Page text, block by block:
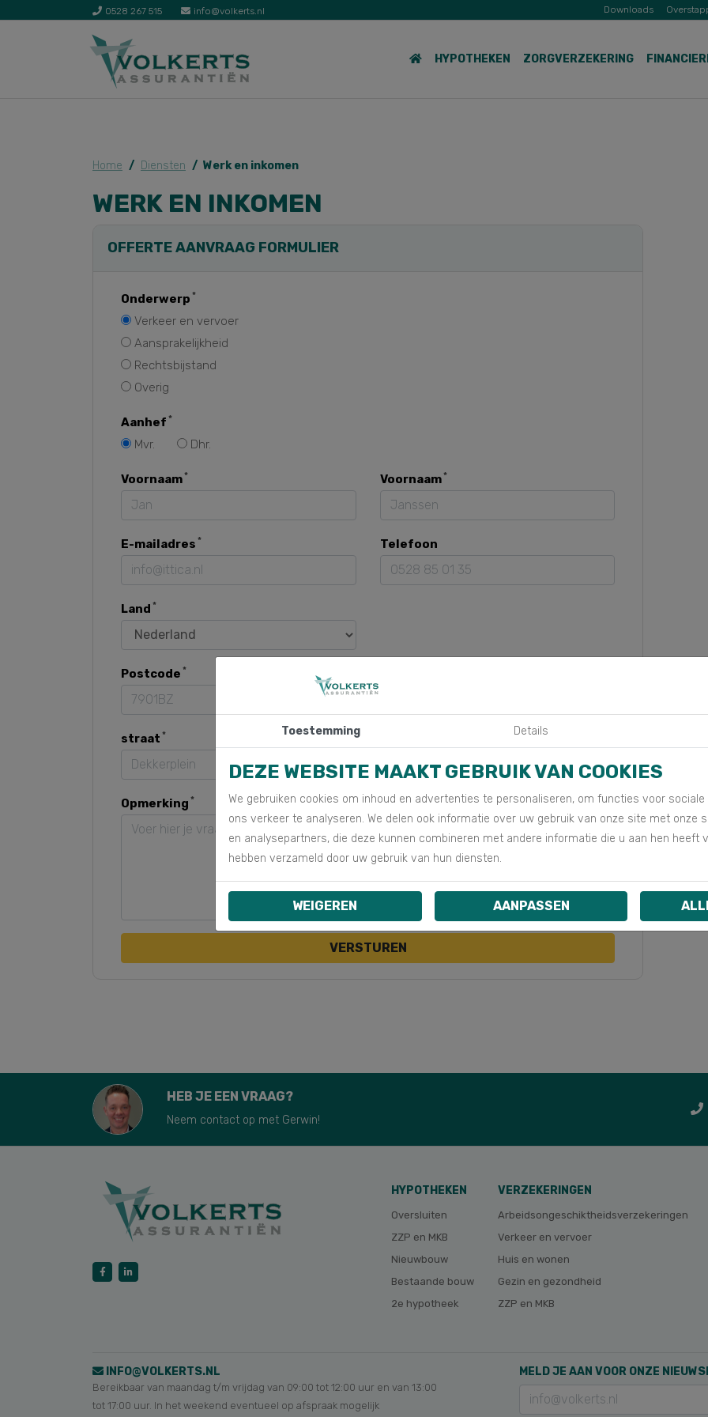
0528 267 515 info@volkerts.nl Downloads
HYPOTHEKEN ZORGVERZEKERING
Home Diensten Werk en inkomen
WERK EN INKOMEN
OFFERTE AANVRAAG FORMULIER
Onderwerp
Verkeer en vervoer
Aansprakelijkheid
Rechtsbijstand
Overig
Aanhef
Mvr.
Dhr.
Voornaam Voornaam
E-mailadres Telefoon
Land
Postcode Nummer
straat
Opmerking
VERSTUREN
HEB JE EEN VRAAG?
Neem contact op met Gerwin!
HYPOTHEKEN
Oversluiten
ZZP en MKB
Nieuwbouw
Bestaande bouw
2e hypotheek
VERZEKERINGEN
Arbeidsongeschikt­heids­verzekeringen
Verkeer en vervoer
Huis en wonen
Gezin en gezondheid
ZZP en MKB
INFO@VOLKERTS.NL
Bereikbaar van maandag t/m vrijdag van 09:00 tot 12:00 uur en van 13:00
tot 17:00 uur. In het weekend eventueel op afspraak mogelijk
MELD JE AAN VOOR ONZE
Toestemming Details
DEZE WEBSITE MAAKT GEBRUIK VAN COOKIES
We gebruiken cookies om inhoud en advertenties te personaliseren, om functies voor
ons verkeer te analyseren. We delen ook informatie over uw gebruik van onze site met onze
en analysepartners, die deze kunnen combineren met andere informatie die u aan hen heeft
hebben verzameld door uw gebruik van hun diensten.
WEIGEREN AANPASSEN